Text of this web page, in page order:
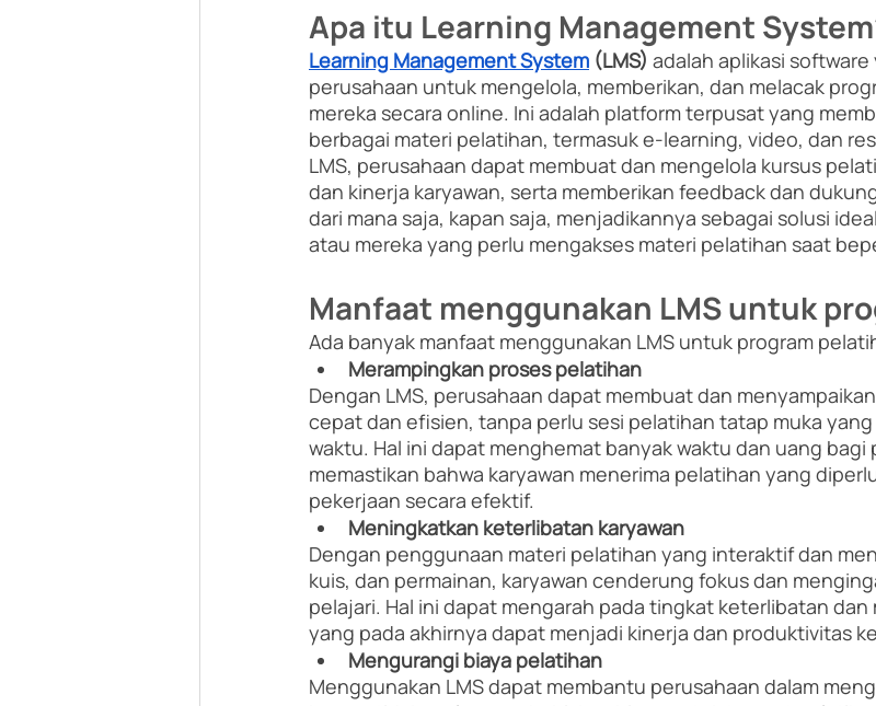
Apa itu Learning Management
Learning Management System (LMS) adalah aplikasi
perusahaan untuk mengelola, memberikan, dan melacak
mereka secara online. Ini adalah platform terpusat yang
berbagai materi pelatihan, termasuk e-learning, video, dan
LMS, perusahaan dapat membuat dan mengelola kursus
dan kinerja karyawan, serta memberikan feedback dan
dari mana saja, kapan saja, menjadikannya sebagai solusi
atau mereka yang perlu mengakses materi pelatihan saat
Manfaat menggunakan LMS untuk
Ada banyak manfaat menggunakan LMS untuk program
Merampingkan proses pelatihan
Dengan LMS, perusahaan dapat membuat dan
cepat dan efisien, tanpa perlu sesi pelatihan tatap muka yang
waktu. Hal ini dapat menghemat banyak waktu dan uang bagi
memastikan bahwa karyawan menerima pelatihan yang
pekerjaan secara efektif.
Meningkatkan keterlibatan karyawan
Dengan penggunaan materi pelatihan yang interaktif dan
kuis, dan permainan, karyawan cenderung fokus dan
pelajari. Hal ini dapat mengarah pada tingkat keterlibatan
yang pada akhirnya dapat menjadi kinerja dan produktivitas
Mengurangi biaya pelatihan
Menggunakan LMS dapat membantu perusahaan dalam